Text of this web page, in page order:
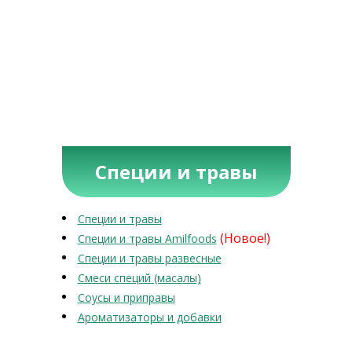
Специи и травы
Специи и травы
Специи и травы Amilfoods (Новое!)
Специи и травы развесные
Смеси специй (масалы)
Соусы и приправы
Ароматизаторы и добавки